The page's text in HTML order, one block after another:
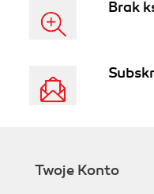
Brak
Twoje Konto